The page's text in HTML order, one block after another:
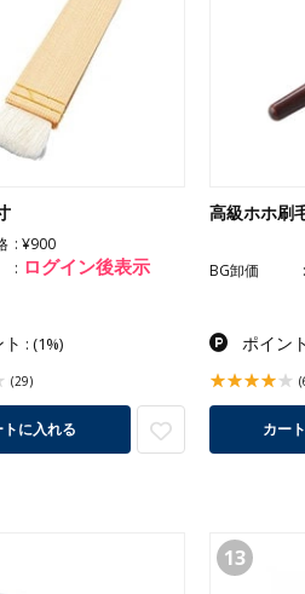
¥900
ログイン後表示
: (1%)
(29)
トに入れる
高級ホホ刷
BG卸価
ポイント
カー
13